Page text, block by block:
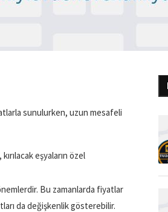
sunulurken, uzun mesafeli
eşyaların özel
Bu zamanlarda fiyatlar
da değişkenlik gösterebilir.